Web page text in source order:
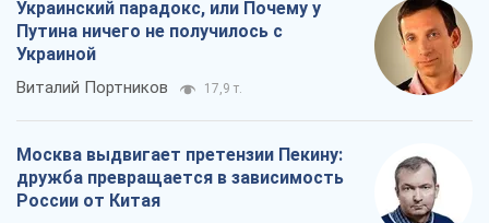
Украинский парадокс, или Почему у
Путина ничего не получилось с
Украиной
Виталий Портников 17,9 т.
Москва выдвигает претензии Пекину:
дружба превращается в зависимость
России от Китая